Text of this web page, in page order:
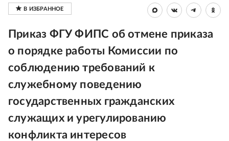
Приказ ФГУ ФИПС об отмене приказа
о порядке работы Комиссии по
соблюдению требований к
служебному поведению
государственных гражданских
служащих и урегулированию
конфликта интересов